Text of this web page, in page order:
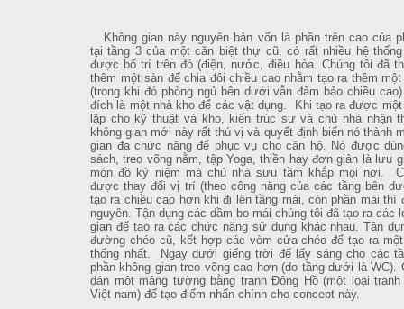
Không gian này nguyên bản vốn là phần trên cao của
tại tầng 3 của một căn biệt thự cũ, có rất nhiều hệ
được bố trí trên đó (điện, nước, điều hòa. Chúng tôi đã
thêm một sàn để chia đôi chiều cao nhằm tạo ra thêm một
(trong khi đó phòng ngủ bên dưới vẫn đảm bảo chiều
đích là một nhà kho để các vật dụng. Khi tạo ra được một
lập cho kỹ thuật và kho, kiến trúc sư và chủ nhà nhận
không gian mới này rất thú vị và quyết định biến nó thành
gian đa chức năng để phục vụ cho căn hộ. Nó được
sách, treo võng nằm, tập Yoga, thiền hay đơn giản là lưu
món đồ kỷ niệm mà chủ nhà sưu tầm khắp mọi nơi.
được thay đổi vị trí (theo công năng của các tầng bên
tạo ra chiều cao hơn khi đi lên tầng mái, còn phần mái
nguyên. Tận dụng các dầm bo mái chúng tôi đã tạo ra các
gian để tạo ra các chức năng sử dụng khác nhau. Tận
đường chéo cũ, kết hợp các vòm cửa chéo để tạo ra
thống nhất. Ngay dưới giếng trời để lấy sáng cho các
phần không gian treo võng cao hơn (do tầng dưới là WC).
dán một mảng tường bằng tranh Đông Hồ (một loại tranh
Việt nam) để tạo điểm nhấn chính cho concept này.